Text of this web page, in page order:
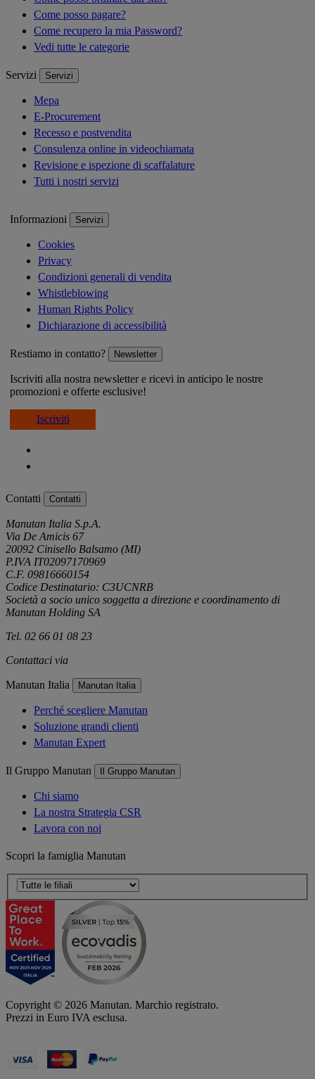
Come posso pagare?
Come recupero la mia Password?
Vedi tutte le categorie
Servizi Servizi
Mepa
E-Procurement
Recesso e postvendita
Consulenza online in videochiamata
Revisione e ispezione di scaffalature
Tutti i nostri servizi
Informazioni Servizi
Cookies
Privacy
Condizioni generali di vendita
Whistleblowing
Human Rights Policy
Dichiarazione di accessibilità
Restiamo in contatto? Newsletter
Iscriviti alla nostra newsletter e ricevi in anticipo le nostre
promozioni e offerte esclusive!
Iscriviti
Contatti Contatti
Manutan Italia S.p.A.
Via De Amicis 67
20092 Cinisello Balsamo (MI)
P.IVA IT02097170969
C.F. 09816660154
Codice Destinatario: C3UCNRB
Società a socio unico soggetta a direzione e coordinamento di
Manutan Holding SA
Tel. 02 66 01 08 23
Contattaci via
Manutan Italia Manutan Italia
Perché scegliere Manutan
Soluzione grandi clienti
Manutan Expert
Il Gruppo Manutan Il Gruppo Manutan
Chi siamo
La nostra Strategia CSR
Lavora con noi
Scopri la famiglia Manutan
Copyright © 2026 Manutan. Marchio registrato.
Prezzi in Euro IVA esclusa.